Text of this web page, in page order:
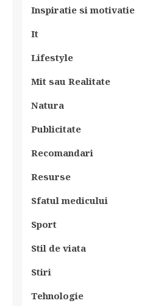
Inspiratie si motivatie
It
Lifestyle
Mit sau Realitate
Natura
Publicitate
Recomandari
Resurse
Sfatul medicului
Sport
Stil de viata
Stiri
Tehnologie